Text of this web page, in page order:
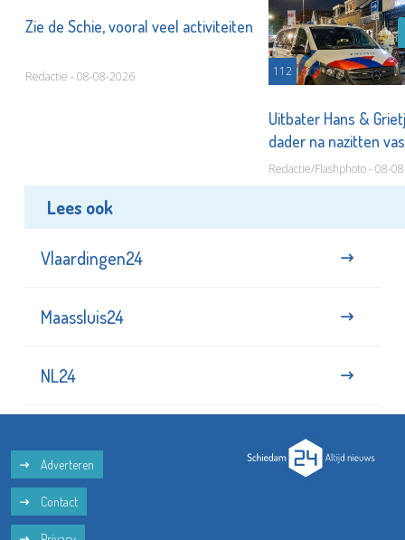
Zie de Schie, vooral veel activiteiten
Redactie - 08-08-2026 112
Uitbater Hans &
dader na nazitten
Redactie/Flashphoto - 08-
Lees ook
Vlaardingen24
Maassluis24
NL24
Adverteren
Contact